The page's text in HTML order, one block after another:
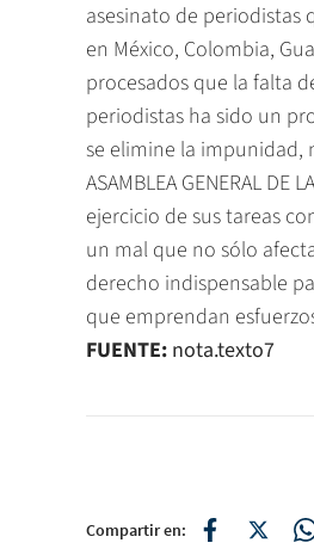
asesinato de periodistas
en México, Colombia,
procesados que la falta
periodistas ha sido un
se elimine la impunidad,
ASAMBLEA GENERAL
ejercicio de sus tareas
un mal que no sólo
derecho indispensable
que emprendan
FUENTE: nota.texto7
Compartir en: